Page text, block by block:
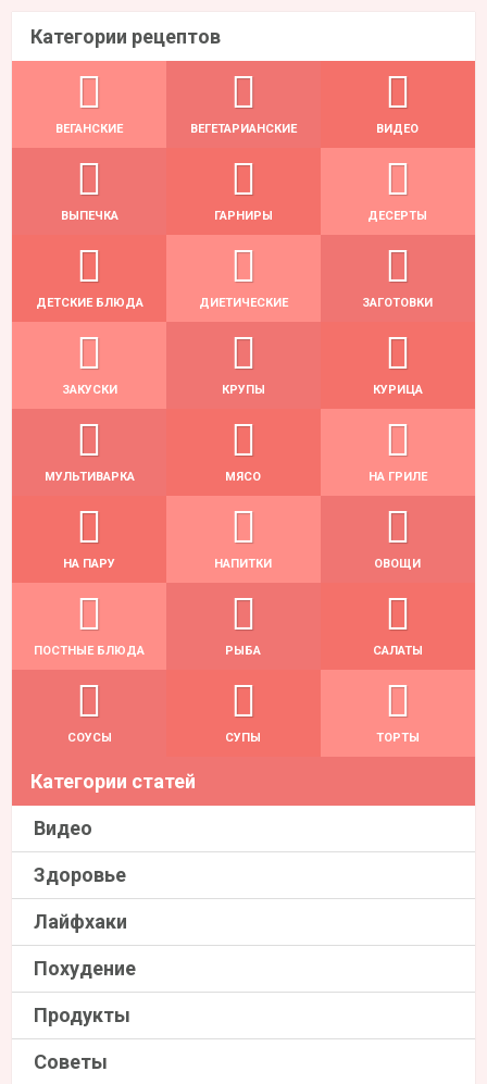
Категории рецептов
ВЕГАНСКИЕ ВЕГЕТАРИАНСКИЕ ВИДЕО
ВЫПЕЧКА ГАРНИРЫ ДЕСЕРТЫ
ДЕТСКИЕ БЛЮДА ДИЕТИЧЕСКИЕ ЗАГОТОВКИ
ЗАКУСКИ КРУПЫ КУРИЦА
МУЛЬТИВАРКА МЯСО НА ГРИЛЕ
НА ПАРУ НАПИТКИ ОВОЩИ
ПОСТНЫЕ БЛЮДА РЫБА САЛАТЫ
СОУСЫ СУПЫ ТОРТЫ
Категории статей
Видео
Здоровье
Лайфхаки
Похудение
Продукты
Советы